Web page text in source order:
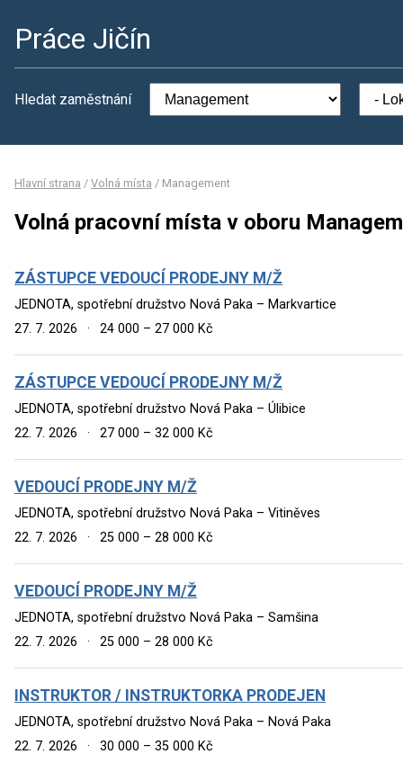
Práce Jičín
Hledat zaměstnání
Hlavní strana / Volná místa / Management
Volná pracovní místa v oboru
ZÁSTUPCE VEDOUCÍ PRODEJNY M/Ž
JEDNOTA, spotřební družstvo Nová Paka – Markvartice
27. 7. 2026
· 24 000 – 27 000 Kč
ZÁSTUPCE VEDOUCÍ PRODEJNY M/Ž
JEDNOTA, spotřební družstvo Nová Paka – Úlibice
22. 7. 2026
· 27 000 – 32 000 Kč
VEDOUCÍ PRODEJNY M/Ž
JEDNOTA, spotřební družstvo Nová Paka – Vitiněves
22. 7. 2026
· 25 000 – 28 000 Kč
VEDOUCÍ PRODEJNY M/Ž
JEDNOTA, spotřební družstvo Nová Paka – Samšina
22. 7. 2026
· 25 000 – 28 000 Kč
INSTRUKTOR / INSTRUKTORKA PRODEJEN
JEDNOTA, spotřební družstvo Nová Paka – Nová Paka
22. 7. 2026
· 30 000 – 35 000 Kč